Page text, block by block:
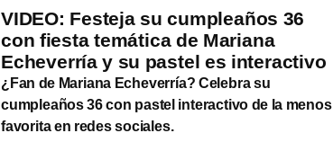
VIDEO: Festeja su cumpleaños 36
con fiesta temática de Mariana
Echeverría y su pastel es interactivo
¿Fan de Mariana Echeverría? Celebra su
cumpleaños 36 con pastel interactivo de la menos
favorita en redes sociales.